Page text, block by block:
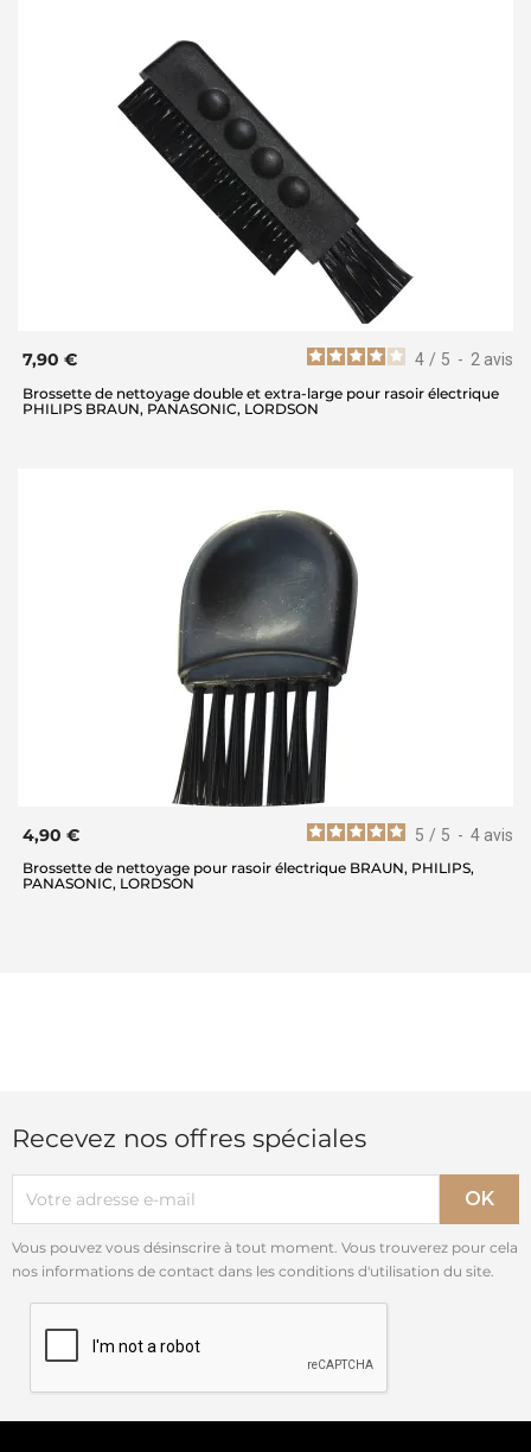
4 / 5 - 2 avis
7,90 €
Brossette de nettoyage double et extra-large pour rasoir électrique
PHILIPS BRAUN, PANASONIC, LORDSON
5 / 5 - 4 avis
4,90 €
Brossette de nettoyage pour rasoir électrique BRAUN, PHILIPS,
PANASONIC, LORDSON
Recevez nos offres spéciales
Vous pouvez vous désinscrire à tout moment. Vous trouverez pour cela
nos informations de contact dans les conditions d'utilisation du site.